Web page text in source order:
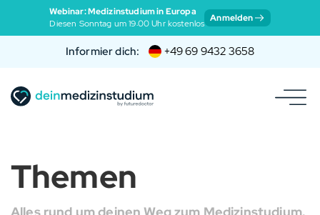
Webinar: Medizinstudium in Europa
Diesen Sonntag um 19:00 Uhr kostenlos Anmelden
Informier dich: +49 69 9432 3658
Themen